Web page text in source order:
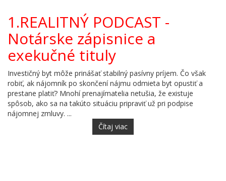
1.REALITNÝ PODCAST -
Notárske zápisnice a
exekučné tituly
Investičný byt môže prinášať stabilný pasívny príjem. Čo však
robiť, ak nájomník po skončení nájmu odmieta byt opustiť a
prestane platiť? Mnohí prenajímatelia netušia, že existuje
spôsob, ako sa na takúto situáciu pripraviť už pri podpise
nájomnej zmluvy. ...
Čítaj viac